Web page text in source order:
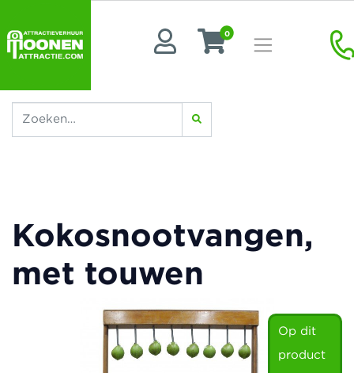
0
Kokosnootvangen,
met touwen
Op dit
product